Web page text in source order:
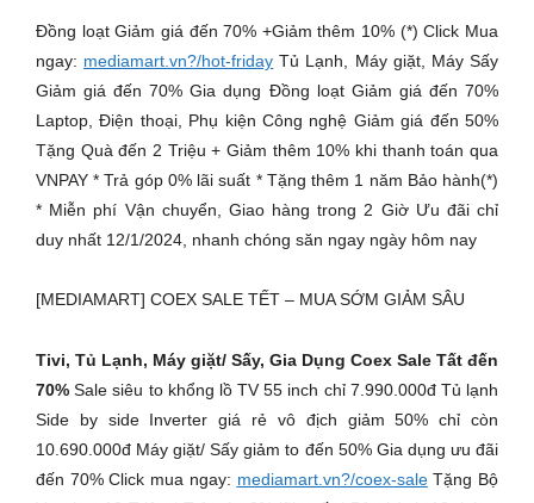
Đồng loạt Giảm giá đến 70% +Giảm thêm 10% (*) Click Mua
ngay: mediamart.vn?/hot-friday Tủ Lạnh, Máy giặt, Máy Sấy
Giảm giá đến 70% Gia dụng Đồng loạt Giảm giá đến 70%
Laptop, Điện thoại, Phụ kiện Công nghệ Giảm giá đến 50%
Tặng Quà đến 2 Triệu + Giảm thêm 10% khi thanh toán qua
VNPAY * Trả góp 0% lãi suất * Tặng thêm 1 năm Bảo hành(*)
* Miễn phí Vận chuyển, Giao hàng trong 2 Giờ Ưu đãi chỉ
duy nhất 12/1/2024, nhanh chóng săn ngay ngày hôm nay
[MEDIAMART] COEX SALE TẾT – MUA SỚM GIẢM SÂU
Tivi, Tủ Lạnh, Máy giặt/ Sấy, Gia Dụng Coex Sale Tất đến
70% Sale siêu to khổng lồ TV 55 inch chỉ 7.990.000đ Tủ lạnh
Side by side Inverter giá rẻ vô địch giảm 50% chỉ còn
10.690.000đ Máy giặt/ Sấy giảm to đến 50% Gia dụng ưu đãi
đến 70% Click mua ngay: mediamart.vn?/coex-saleTặng Bộ